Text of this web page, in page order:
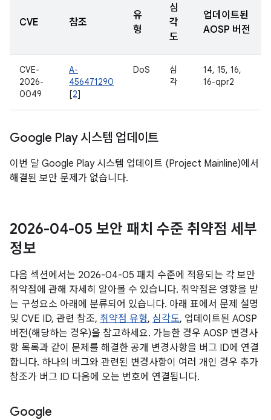
CVE 참조
유
형
심
각
도
업데이트된
AOSP 버전
CVE-
2026-
0049
A-
456471290
[2]
DoS
심
각
14, 15, 16,
16-qpr2
Google Play 시스템 업데이트
이번 달 Google Play 시스템 업데이트 (Project Mainline)에서
해결된 보안 문제가 없습니다.
2026-04-05 보안 패치 수준 취약점 세부
정보
다음 섹션에서는 2026-04-05 패치 수준에 적용되는 각 보안
취약점에 관해 자세히 알아볼 수 있습니다. 취약점은 영향을 받
는 구성요소 아래에 분류되어 있습니다. 아래 표에서 문제 설명
및 CVE ID, 관련 참조, 취약점 유형, 심각도, 업데이트된 AOSP
버전(해당하는 경우)을 참고하세요. 가능한 경우 AOSP 변경사
항 목록과 같이 문제를 해결한 공개 변경사항을 버그 ID에 연결
합니다. 하나의 버그와 관련된 변경사항이 여러 개인 경우 추가
참조가 버그 ID 다음에 오는 번호에 연결됩니다.
Google